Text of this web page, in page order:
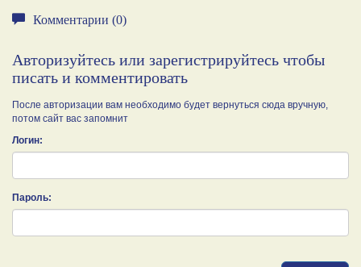
Комментарии (0)
Авторизуйтесь или зарегистрируйтесь чтобы
писать и комментировать
После авторизации вам необходимо будет вернуться сюда вручную,
потом сайт вас запомнит
Логин:
Пароль: